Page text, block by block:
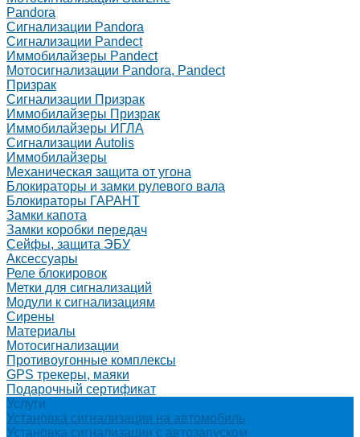
Pandora
Сигнализации Pandora
Сигнализации Pandect
Иммобилайзеры Pandect
Мотосигнализации Pandora, Pandect
Призрак
Сигнализации Призрак
Иммобилайзеры Призрак
Иммобилайзеры ИГЛА
Сигнализации Autolis
Иммобилайзеры
Механическая защита от угона
Блокираторы и замки рулевого вала
Блокираторы ГАРАНТ
Замки капота
Замки коробки передач
Сейфы, защита ЭБУ
Аксессуары
Реле блокировок
Метки для сигнализаций
Модули к сигнализациям
Сирены
Материалы
Мотосигнализации
Противоугонные комплексы
GPS трекеры, маяки
Подарочный сертификат
Услуги
Установка сигнализации на автомобиль
Установка сигнализации с автозапуском